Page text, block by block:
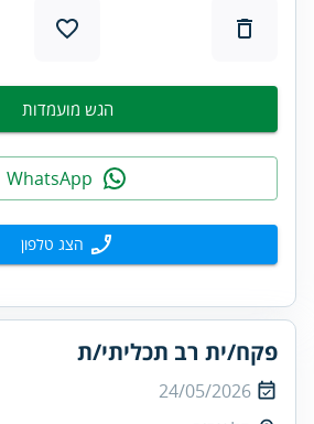
הגש מועמדות
הצג טלפון
פקח/ית רב תכליתי/ת
24/05/2026